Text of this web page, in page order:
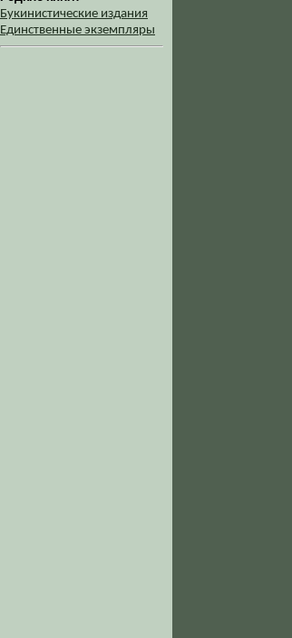
Букинистические издания
Единственные экземпляры